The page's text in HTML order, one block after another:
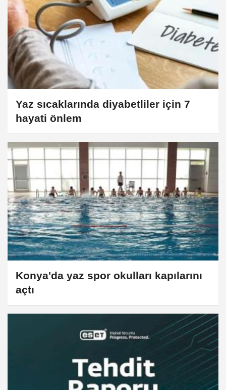
Yaz sıcaklarında diyabetliler için 7
hayati önlem
Konya'da yaz spor okulları kapılarını
açtı